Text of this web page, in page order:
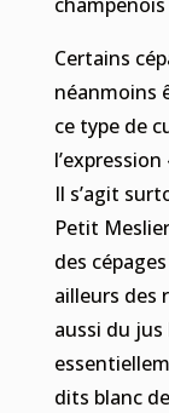
Certains
néanmoins
ce type de
Il s’agit
Petit
des
ailleurs des
aussi du jus
dits blanc